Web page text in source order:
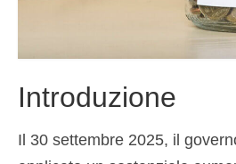
Francese)
Ελληνικά ( Greco
עברית(Ebraico)
Introduzione
Il 30 settembre 2025, il